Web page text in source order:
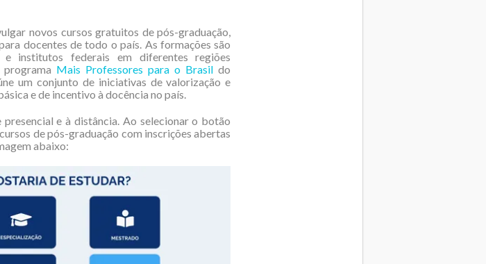
novos cursos gratuitos de pós-graduação,
docentes de todo o país. As formações são
institutos federais em diferentes regiões
Mais Professores para o Brasil do
um conjunto de iniciativas de valorização e
e de incentivo à docência no país.
e à distância. Ao selecionar o botão
de pós-graduação com inscrições abertas
abaixo: